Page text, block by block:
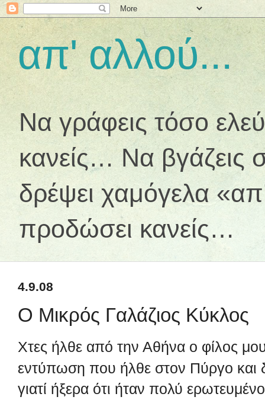
απ' αλλού...
Να γράφεις τόσο
κανείς… Να βγάζεις
δρέψει χαμόγελα
προδώσει κανείς…
4.9.08
Ο Μικρός Γαλάζιος Κύκλος
Χτες ήλθε από την Αθήνα ο φίλος
εντύπωση που ήλθε στον Πύργο και
γιατί ήξερα ότι ήταν πολύ